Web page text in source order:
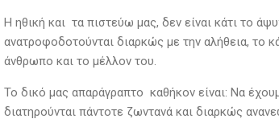
Η ηθική και τα πιστεύω μας, δεν είναι κάτι το
ανατροφοδοτούνται διαρκώς με την αλήθεια, το
άνθρωπο και το μέλλον του.
Το δικό μας απαράγραπτο καθήκον είναι: Να
διατηρούνται πάντοτε ζωντανά και διαρκώς